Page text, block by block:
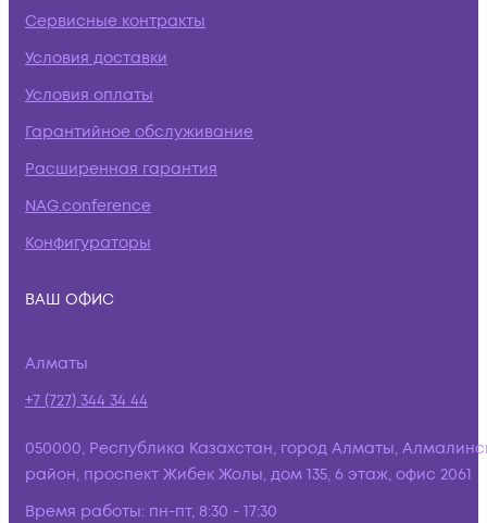
Сервисные контракты
Условия доставки
Условия оплаты
Гарантийное обслуживание
Расширенная гарантия
NAG.conference
Конфигураторы
ВАШ ОФИС
Алматы
+7 (727) 344 34 44
050000, Республика Казахстан, город Алматы,
район, проспект Жибек Жолы, дом 135, 6 этаж, офис 2061
Время работы: пн-пт, 8:30 - 17:30